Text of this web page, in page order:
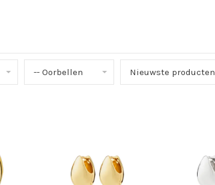
-- Oorbellen Nieuwste producten